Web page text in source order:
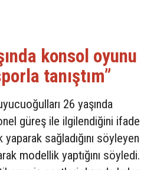
konsol oyunu
tanıştım”
26 yaşında
güreş ile ilgilendiğini ifade
sağladığını söyleyen
modellik yaptığını söyledi.